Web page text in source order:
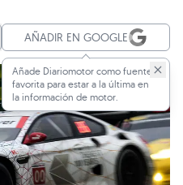
AÑADIR EN GOOGLE
Añade Diariomotor como fuente
favorita para estar a la última en
la información de motor.